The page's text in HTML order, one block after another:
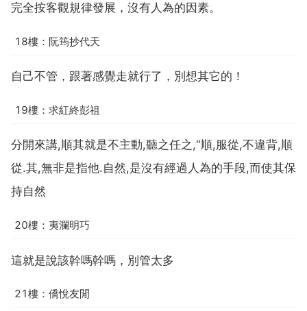
完全按客觀規律發展，沒有人為的因素。
18樓：阮筠抄代天
自己不管，跟著感覺走就行了，別想其它的！
19樓：求紅終彭祖
分開來講,順其就是不主動,聽之任之,"順,服從,不違背,順
從.其,無非是指他.自然,是沒有經過人為的手段,而使其保
持自然
20樓：夷瀾明巧
這就是說該幹嗎幹嗎，別管太多
21樓：僑悅友閒